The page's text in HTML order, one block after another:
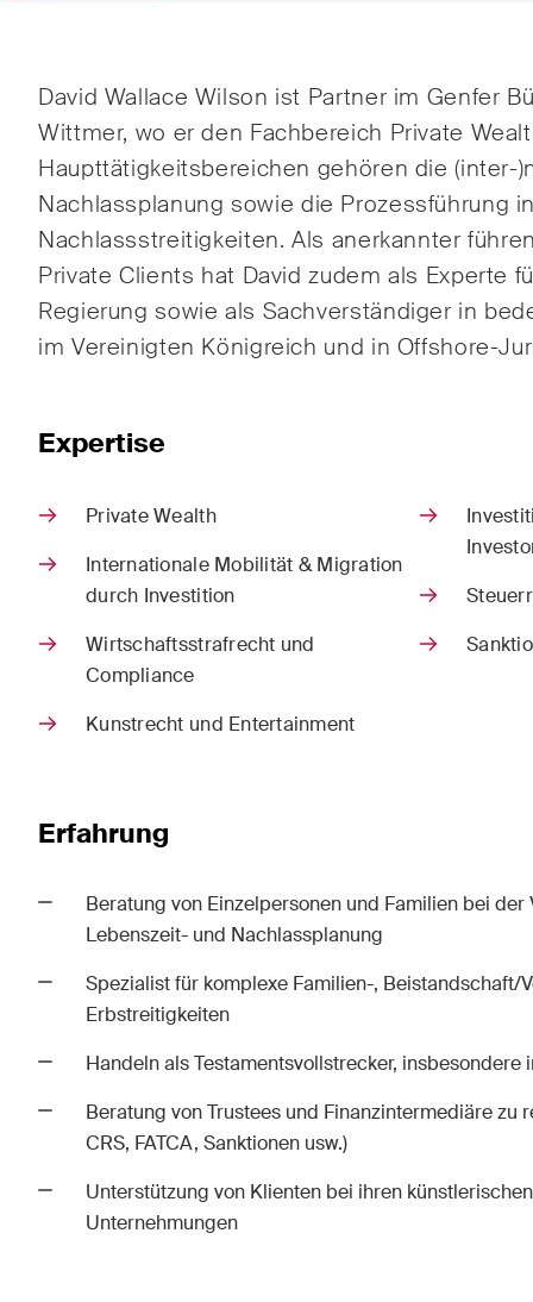
David Wallace Wilson ist Partner im Genfer
Wittmer, wo er den Fachbereich Private
Haupttätigkeitsbereichen gehören die (inter-
Nachlassplanung sowie die Prozessführung in
Nachlassstreitigkeiten.Als anerkannter
Private Clients hat David zudem als Experte
Regierung sowie als Sachverständiger in
im Vereinigten Königreich und in Offshore-
Expertise
Private Wealth
Internationale Mobilität & Migration
durch Investition
Wirtschaftsstrafrecht und
Compliance
Kunstrecht und Entertainment
Erfahrung
Beratung von Einzelpersonen und Familien bei
Lebenszeit- und Nachlassplanung
Spezialist für komplexe Familien-, Beistandschaft/
Erbstreitigkeiten
Handeln als Testamentsvollstrecker, insbesondere
Beratung von Trustees und Finanzintermediäre zu
CRS, FATCA, Sanktionen usw.)
Unterstützung von Klienten bei ihren
Unternehmungen
Kernthemen aus unseren
Tätigkeitsbereiche,
sowie Newsflashes über die
jüngsten Entwicklungen.
ESG
Publikationen
Arbitration Case Alert
Monatliche E-Mail mit den
neuesten Updates und
Bundesgerichts in
Prägnante Analyse der
wichtigsten Trends in der sich
schnell verändernden Welt der
Verwaltungsratsmitglieder von
Schweizer Unternehmen.
Ein